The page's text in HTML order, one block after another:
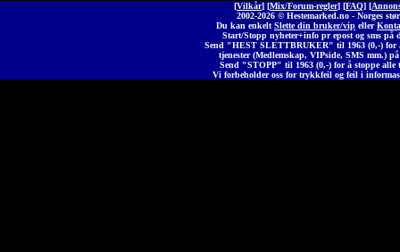
[Vilkår] [Mix/Forum-regler] [FAQ] [
2002-2026 © Hestemarked.no - Norges
Du kan enkelt Slette din bruker/vip eller
Start/Stopp nyheter+info pr epost og sms på
Send "HEST SLETTBRUKER" til 1963 (0,-) for
tjenester (Medlemskap, VIPside, SMS mm.)
Send "STOPP" til 1963 (0,-) for å stoppe alle
Vi forbeholder oss for trykkfeil og feil i